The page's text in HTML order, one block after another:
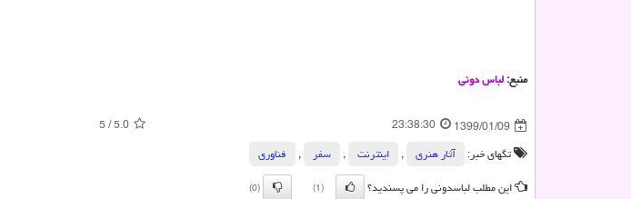
منبع:لباس دونی
1399/01/09
23:38:30
5.0
/
5
تگهای خبر:
آثار هنری , اینترنت , سفر ,
فناوری
این مطلب لباسدونی را می پسندید؟
(1)
(0)